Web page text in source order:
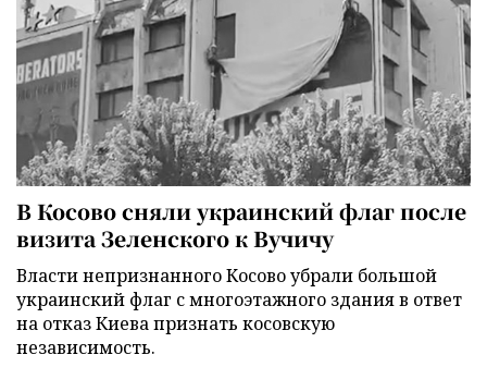
В Косово сняли украинский флаг после
визита Зеленского к Вучичу
Власти непризнанного Косово убрали большой
украинский флаг с многоэтажного здания в ответ
на отказ Киева признать косовскую
независимость.